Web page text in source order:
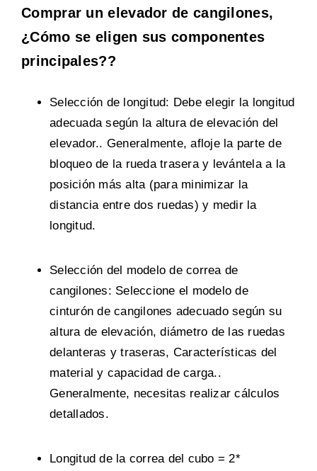
Comprar un elevador de cangilones,
¿Cómo se eligen sus componentes
principales??
Selección de longitud: Debe elegir la longitud
adecuada según la altura de elevación del
elevador.. Generalmente, afloje la parte de
bloqueo de la rueda trasera y levántela a la
posición más alta (para minimizar la
distancia entre dos ruedas) y medir la
longitud.
Selección del modelo de correa de
cangilones: Seleccione el modelo de
cinturón de cangilones adecuado según su
altura de elevación, diámetro de las ruedas
delanteras y traseras, Características del
material y capacidad de carga..
Generalmente, necesitas realizar cálculos
detallados.
Longitud de la correa del cubo = 2*